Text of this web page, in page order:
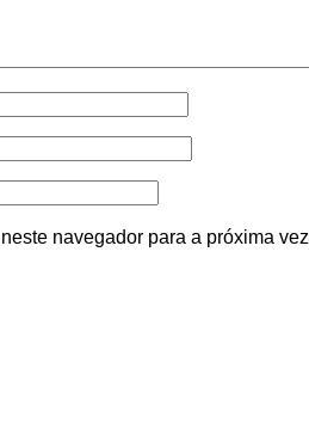
navegador para a próxima